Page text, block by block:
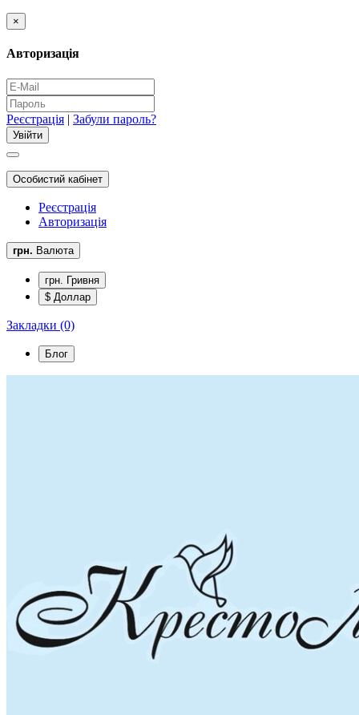
×
Авторизація
Реєстрація | Забули пароль?
Особистий кабінет
Реєстрація
Авторизація
грн. Валюта
грн. Гривня
$ Доллар
Закладки (0)
Блог